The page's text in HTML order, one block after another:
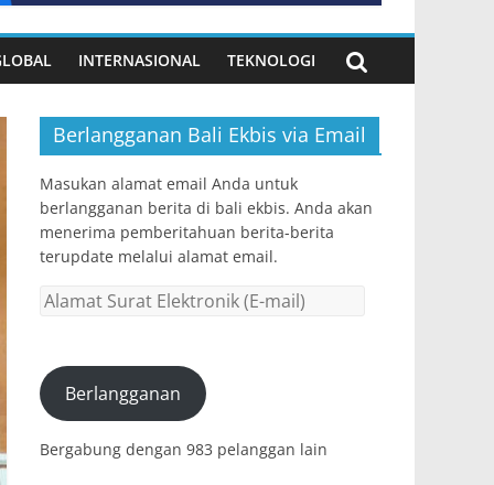
INTERNASIONAL TEKNOLOGI
Berlangganan Bali Ekbis via Email
Masukan alamat email Anda untuk
berlangganan berita di bali ekbis. Anda akan
menerima pemberitahuan berita-berita
terupdate melalui alamat email.
Alamat
(E-
mail)Berlangganan
Bergabung dengan 983 pelanggan lain